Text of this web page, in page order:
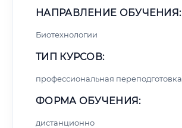
НАПРАВЛЕНИЕ ОБУЧЕНИЯ:
Биотехнологии
ТИП КУРСОВ:
профессиональная переподготовка
ФОРМА ОБУЧЕНИЯ:
дистанционно